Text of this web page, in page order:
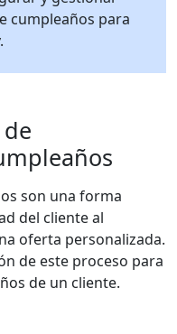
cumpleaños para
son una forma
del cliente al
oferta personalizada.
de este proceso para
de un cliente.